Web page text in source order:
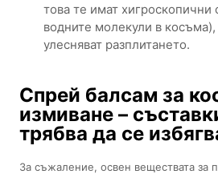
това те имат хигроскопични
водните молекули в косъма),
улесняват разплитането.
Спрей балсам за
измиване –
трябва да се
За съжаление, освен веществата за